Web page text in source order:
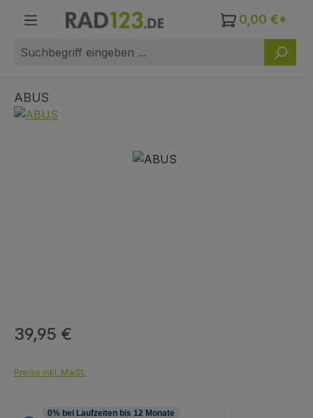
Zum Hauptinhalt springen 0,00 €*
ABUS
Bildergalerie überspringen
Regulärer Preis:
39,95 €
Preise inkl. MwSt.